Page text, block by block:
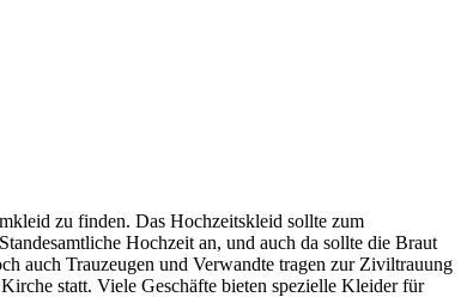
zu finden. Das Hochzeitskleid sollte zum
Hochzeit an, und auch da sollte die Braut
auch Trauzeugen und Verwandte tragen zur Ziviltrauung
statt. Viele Geschäfte bieten spezielle Kleider für